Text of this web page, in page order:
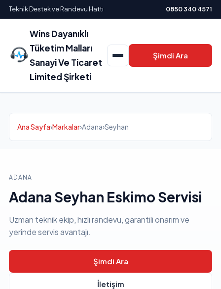
Teknik Destek ve Randevu Hattı 0850 340 4571
Wins Dayanıklı
Tüketim Malları
Sanayi Ve Ticaret
Limited Şirketi
Şimdi Ara
Ana Sayfa›Markalar›Adana›Seyhan
ADANA
Adana Seyhan Eskimo Servisi
Uzman teknik ekip, hızlı randevu, garantili onarım ve
yerinde servis avantajı.
Şimdi Ara
İletişim